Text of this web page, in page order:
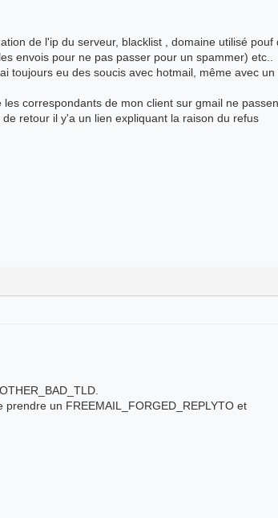
de l'ip du serveur, blacklist , domaine utilisé pouf
envois pour ne pas passer pour un spammer) etc..
toujours eu des soucis avec hotmail, même avec
correspondants de mon client sur gmail ne
retour il y'a un lien expliquant la raison du refus
un FREEMAIL_FORGED_REPLYTO et